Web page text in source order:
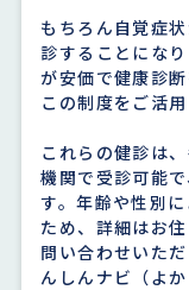
もちろん自覚症
診することにな
が安価で健康診
この制度をご活用
これらの健診は
機関で受診可能
す。年齢や性別
ため、詳細はお
問い合わせいた
んしんナビ（よ